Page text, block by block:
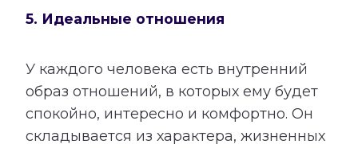
5. Идеальные отношения
У каждого человека есть внутренний
образ отношений, в которых ему будет
спокойно, интересно и комфортно. Он
складывается из характера, жизненных